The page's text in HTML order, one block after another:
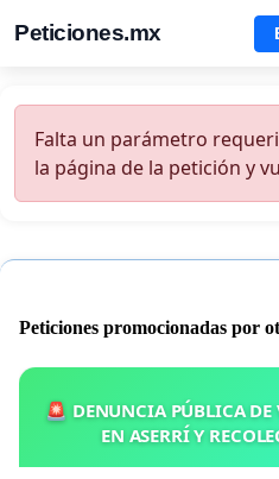
Peticiones.mx
Falta un parámetro
la página de la petición y
Peticiones promocionadas por
🚨 DENUNCIA PÚBLICA
EN ASERRÍ Y